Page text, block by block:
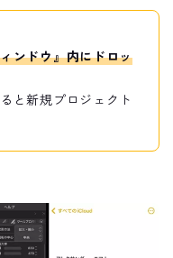
ンドウ』内にドロッ
と新規プロジェクト